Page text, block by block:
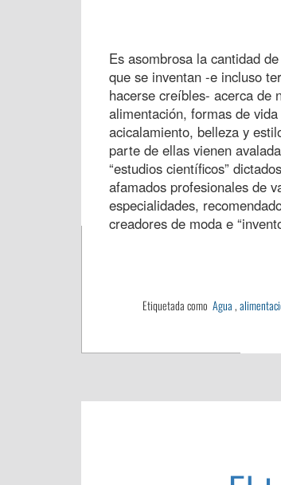
Es asombrosa la cantidad
que se inventan -e incluso
hacerse creíbles- acerca de
alimentación, formas de
acicalamiento, belleza y
parte de ellas vienen
“estudios científicos”
afamados profesionales de
especialidades,
creadores de moda e
Etiquetada como Agua ,